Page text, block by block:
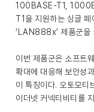
100BASE-T1,
T1을 지원하는 싱글
‘LAN888x’ 제품군을
이번 제품군은 소프트
확대에 대응해 보안성
이 특징이다. 오토모티
이더넷 커넥티비티를